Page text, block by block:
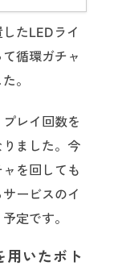
たLEDライ
循環ガチャ
。
レイ回数を
ました。今
を回しても
ービスのイ
定です。
用いたボト